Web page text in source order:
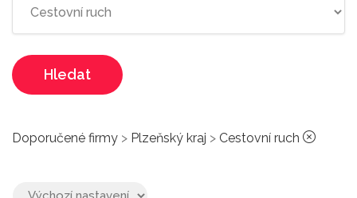
Hledat
Doporučené firmy > Plzeňský kraj > Cestovní ruch